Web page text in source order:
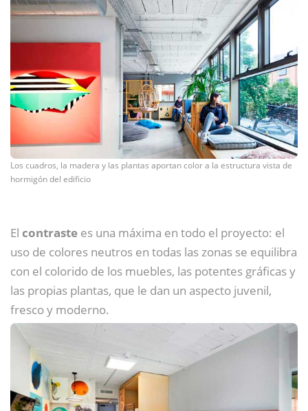
Los cuadros, la madera y las plantas aportan color a la estructura vista de
hormigón del edificio
El contraste es una máxima en todo el proyecto: el
uso de colores neutros en todas las zonas se equilibra
con el colorido de los muebles, las potentes gráficas y
las propias plantas, que le dan un aspecto juvenil,
fresco y moderno.